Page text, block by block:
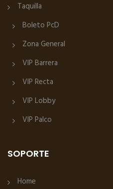
Taquilla
Boleto PcD
Zona General
VIP Barrera
VIP Recta
VIP Lobby
VIP Palco
SOPORTE
Home